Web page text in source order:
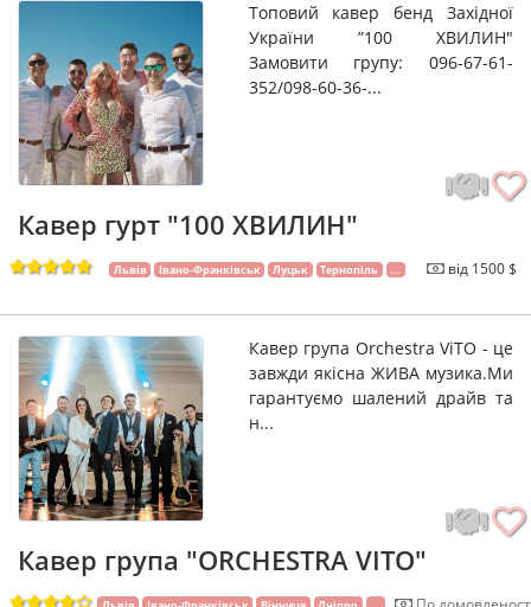
Топовий кавер бенд Західної
України ”100 ХВИЛИН"
Замовити групу: 096-67-61-
352/098-60-36-...
Кавер гурт "100 ХВИЛИН"
Львів Івано-Франківськ Луцьк Тернопіль ... від 1500 $
Кавер група Orchestra ViTO - це
завжди якiсна ЖИВА музика.Ми
гарантуємо шалений драйв та
н...
Кавер група "ORCHESTRA VITO"